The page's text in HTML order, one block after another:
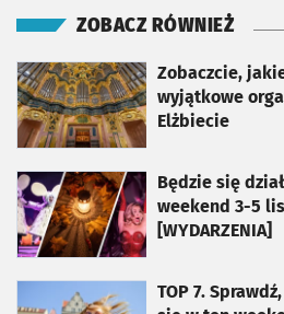
ZOBACZ RÓWNIEŻ
Zobaczcie,
wyjątkowe
Elżbiecie
otworzy się w nowej karcie
Będzie się
weekend 3-5
[WYDARZENIA]
otworzy się w nowej karcie
TOP 7.
otworzy się w nowej karcie